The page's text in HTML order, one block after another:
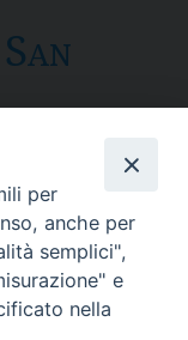
per
anche per
semplici",
e
nella